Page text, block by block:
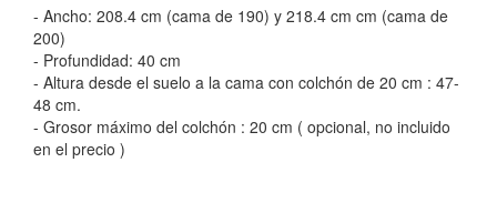
- Ancho: 208.4 cm (cama de 190) y 218.4 cm cm (cama de
200)
- Profundidad: 40 cm
- Altura desde el suelo a la cama con colchón de 20 cm : 47-
48 cm.
- Grosor máximo del colchón : 20 cm ( opcional, no incluido
en el precio )